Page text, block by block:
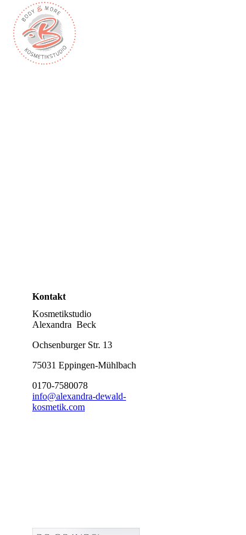
Kontakt
Kosmetikstudio
Alexandra Beck
Ochsenburger Str. 13
75031 Eppingen-Mühlbach
0170-7580078
info@alexandra-dewald-
kosmetik.com